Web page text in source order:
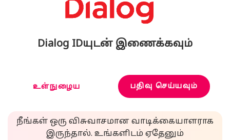
Dialog IDயுடன் இணைக்கவும்
உள்நுழைய பதிவு செய்யவும்
நீங்கள் ஒரு விசுவாசமான வாடிக்கையாளராக
இருந்தால். உங்களிடம் ஏதேனும்